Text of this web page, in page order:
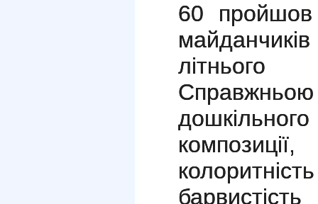
60 пройшов